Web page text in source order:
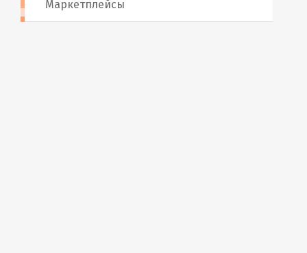
Маркетплейсы